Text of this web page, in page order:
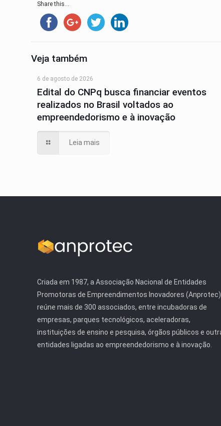
Share this...
Veja também
6 de agosto de 2026
Edital do CNPq busca financiar eventos
realizados no Brasil voltados ao
empreendedorismo e à inovação
Leia mais
Criada em 1987, a Associação Nacional de Entidades
Promotoras de Empreendimentos Inovadores (Anprotec)
reúne mais de 300 associados, entre incubadoras de
empresas, parques tecnológicos, aceleradoras,
instituições de ensino e pesquisa, órgãos públicos e
entidades ligadas ao empreendedorismo e à inovação.